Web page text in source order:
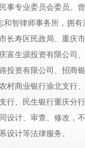
事专业委员会委员。
和智律师事务所，拥
长寿区民政局、重庆
富生源投资有限公司
投资有限公司、招商
村商业银行渝北支行
行、民生银行重庆分
设计、审查、修改，
设计等法律服务。